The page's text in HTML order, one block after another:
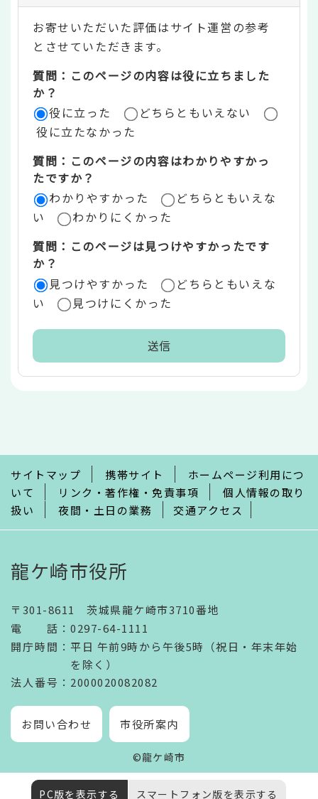
テ
ン
ツ
評
価
リ
ア
お寄せいただいた評価はサイト運営の参考
とさせていただきます。
質問：このページの内容は役に立ちました
か？
役に立った
どちらともいえない
役に立たなかった
質問：このページの内容はわかりやすかっ
たですか？
わかりやすかった
どちらともいえな
い
わかりにくかった
質問：このページは見つけやすかったです
か？
見つけやすかった
どちらともいえな
い
見つけにくかった
で
サイトマップ 携帯サイト
ホームページ利用につ
いて
リンク・著作権・免責事項
個人情報の取り
扱い
夜間・土日の業務 交通アクセス
龍ケ崎市役所
〒301-8611 茨城県龍ケ崎市3710番地
電話 ： 0297-64-1111
開庁時間 ： 平日 午前9時から午後5時（祝日・年末年始
を除く）
法人番号 ：2000020082082
お問い合わせ 市役所案内
©龍ケ崎市
PC版を表示する スマートフォン版を表示する